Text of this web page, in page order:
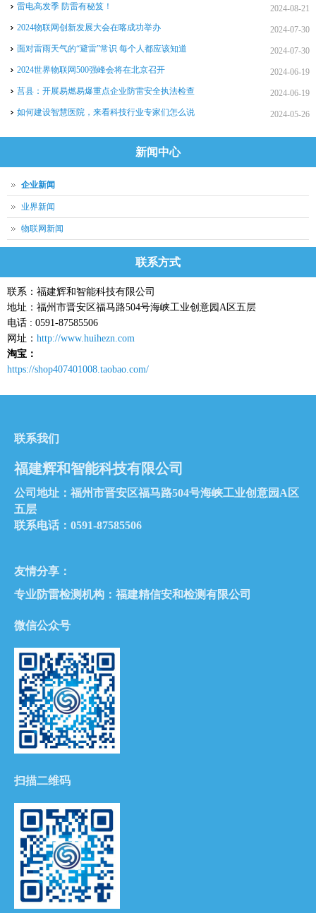
2024-08-21
雷电高发季 防雷有秘笈！
2024-07-30
2024物联网创新发展大会在喀成功举办
2024-07-30
面对雷雨天气的“避雷”常识 每个人都应该知道
2024-06-19
2024世界物联网500强峰会将在北京召开
2024-06-19
莒县：开展易燃易爆重点企业防雷安全执法检查
2024-05-26
如何建设智慧医院，来看科技行业专家们怎么说
新闻中心
企业新闻
业界新闻
物联网新闻
联系方式
联系：福建辉和智能科技有限公司
地址：福州市晋安区福马路504号海峡工业创意园A区五层
电话 : 0591-87585506
网址： http://www.huihezn.com
淘宝：
https://shop407401008.taobao.com/
联系我们
福建辉和智能科技有限公司
公司地址：福州市晋安区福马路504号海峡工业创意园A区
五层
联系电话：0591-87585506
友情分享：
专业防雷检测机构： 福建精信安和检测有限公司
微信公众号
扫描二维码